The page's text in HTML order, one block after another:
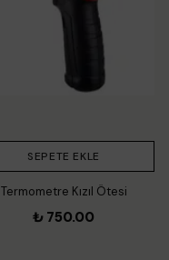
SEPETE EKLE
Termometre Kızıl Ötesi
₺ 750.00